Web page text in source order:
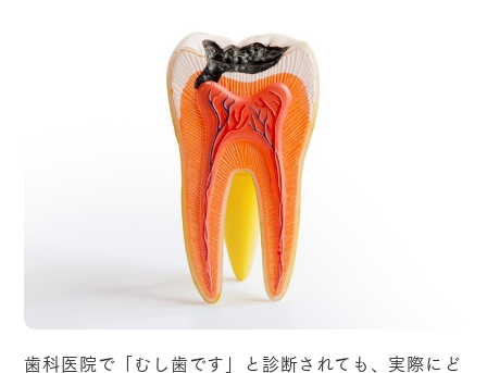
歯科医院で「むし歯です」と診断されても、実際にど